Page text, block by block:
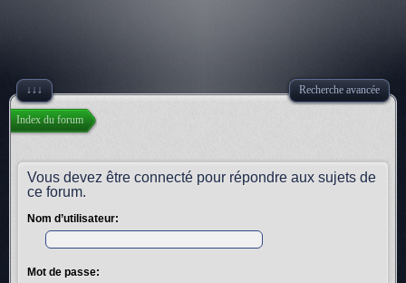
↓↓↓ Recherche avancée
Index du forum
Vous devez être connecté pour répondre aux sujets de
ce forum.
Nom d’utilisateur:
Mot de passe: